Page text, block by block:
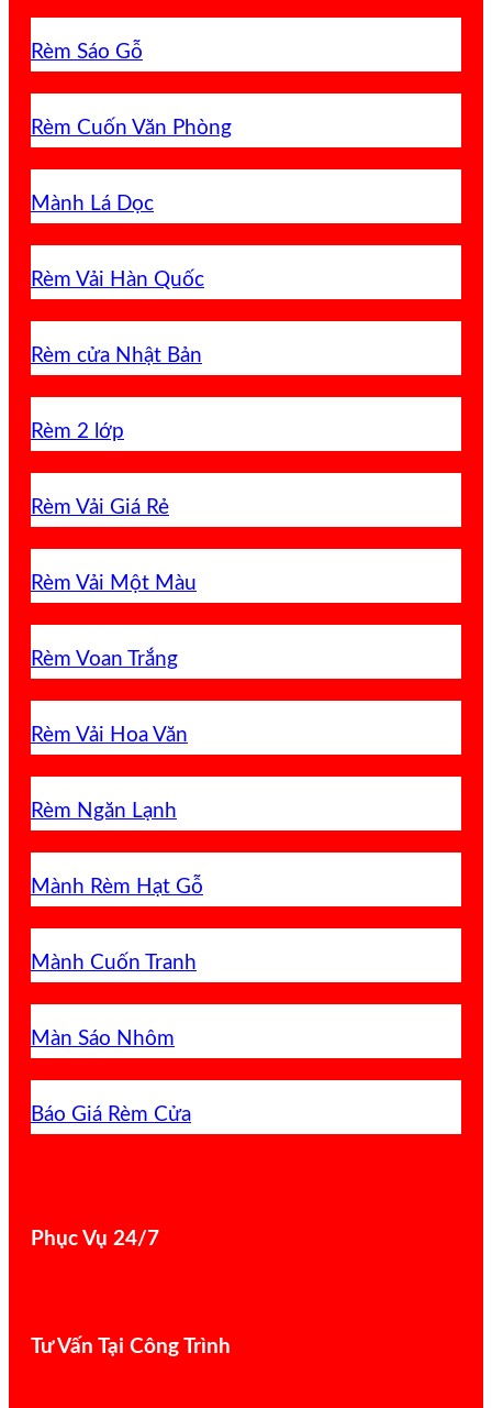
Rèm Sáo Gỗ
Rèm Cuốn Văn Phòng
Mành Lá Dọc
Rèm Vải Hàn Quốc
Rèm cửa Nhật Bản
Rèm 2 lớp
Rèm Vải Giá Rẻ
Rèm Vải Một Màu
Rèm Voan Trắng
Rèm Vải Hoa Văn
Rèm Ngăn Lạnh
Mành Rèm Hạt Gỗ
Mành Cuốn Tranh
Màn Sáo Nhôm
Báo Giá Rèm Cửa
Phục Vụ 24/7
Tư Vấn Tại Công Trình